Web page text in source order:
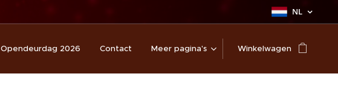
NL
Opendeurdag 2026 Contact Meer pagina's Winkelwagen